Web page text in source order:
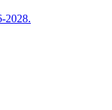
2028.